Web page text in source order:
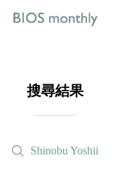
搜尋結果
Shinobu Yoshii